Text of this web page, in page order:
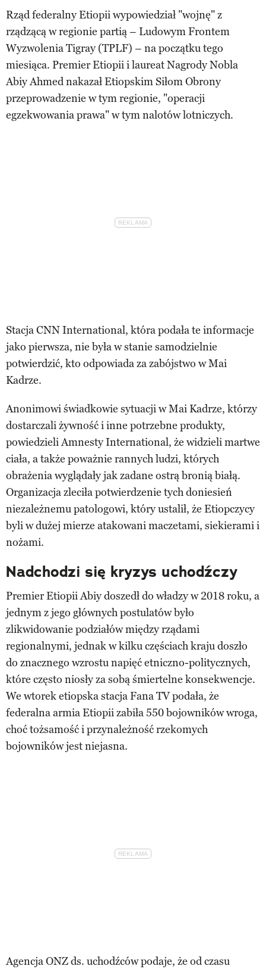
Rząd federalny Etiopii wypowiedział "wojnę" z
rządzącą w regionie partią – Ludowym Frontem
Wyzwolenia Tigray (TPLF) – na początku tego
miesiąca. Premier Etiopii i laureat Nagrody Nobla
Abiy Ahmed nakazał Etiopskim Siłom Obrony
przeprowadzenie w tym regionie, "operacji
egzekwowania prawa" w tym nalotów lotniczych.
Stacja CNN International, która podała te informacje
jako pierwsza, nie była w stanie samodzielnie
potwierdzić, kto odpowiada za zabójstwo w Mai
Kadrze.
Anonimowi świadkowie sytuacji w Mai Kadrze, którzy
dostarczali żywność i inne potrzebne produkty,
powiedzieli Amnesty International, że widzieli martwe
ciała, a także poważnie rannych ludzi, których
obrażenia wyglądały jak zadane ostrą bronią białą.
Organizacja zleciła potwierdzenie tych doniesień
niezależnemu patologowi, który ustalił, że Etiopczycy
byli w dużej mierze atakowani maczetami, siekierami i
nożami.
Nadchodzi się kryzys uchodźczy
Premier Etiopii Abiy doszedł do władzy w 2018 roku, a
jednym z jego głównych postulatów było
zlikwidowanie podziałów między rządami
regionalnymi, jednak w kilku częściach kraju doszło
do znacznego wzrostu napięć etniczno-politycznych,
które często niosły za sobą śmiertelne konsekwencje.
We wtorek etiopska stacja Fana TV podała, że
federalna armia Etiopii zabiła 550 bojowników wroga,
choć tożsamość i przynależność rzekomych
bojowników jest niejasna.
Agencja ONZ ds. uchodźców podaje, że od czasu